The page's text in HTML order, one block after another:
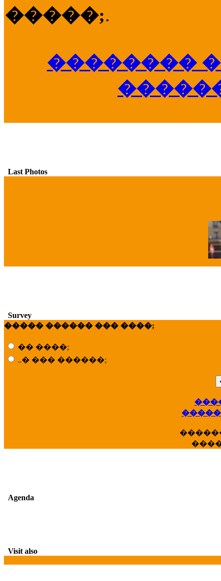
�����;.
��������
Last Photos
Survey
����� ������ ��� ����;
�� ����;
..� ��� ������;
Agenda
Visit also